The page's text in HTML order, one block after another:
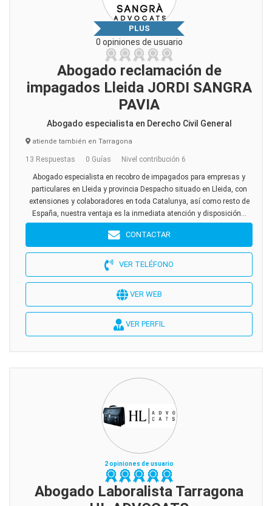
PLUS
0 opiniones de usuario
Abogado reclamación de
impagados Lleida JORDI SANGRA
PAVIA
Abogado especialista en Derecho Civil General
atiende también en Tarragona
13 Respuestas 0 Guías Nivel contribución 6
Abogado especialista en recobro de impagados para empresas y
particulares en Lleida y provincia Despacho situado en Lleida, con
extensiones y colaboradores en toda Catalunya, así como resto de
España, nuestra ventaja es la inmediata atención y disposición...
CONTACTAR
VER TELÉFONO
VER WEB
VER PERFIL
2 opiniones de usuario
Abogado Laboralista Tarragona